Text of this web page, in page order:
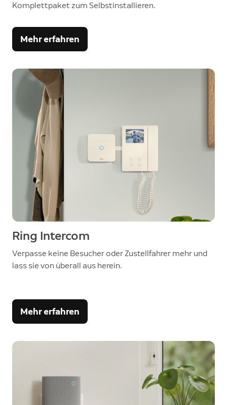
Komplettpaket zum Selbstinstallieren.
Mehr erfahren
Ring Intercom
Verpasse keine Besucher oder Zustellfahrer mehr und
lass sie von überall aus herein.
Mehr erfahren